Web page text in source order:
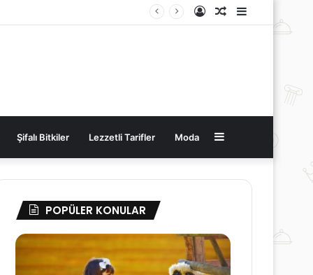
Kenar
Bölmesi
Rastgele
Kayıt
Şifalı Bitkiler Lezzetli Tarifler Moda Kenar
Bölmesi
POPÜLER KONULAR